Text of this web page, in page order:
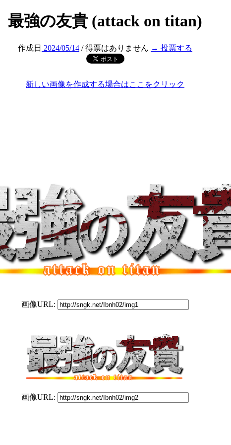
最強の友貴 (attack on titan)
作成日 2024/05/14 / 得票はありません → 投票する
新しい画像を作成する場合はここをクリック
画像URL:
画像URL: